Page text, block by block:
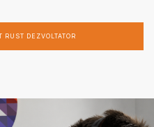
DEZVOLTATOR